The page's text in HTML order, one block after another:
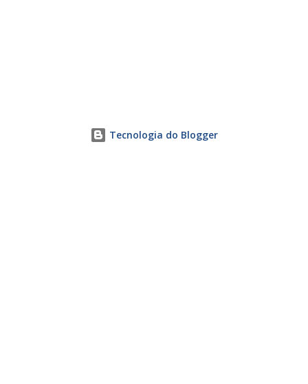
Tecnologia do Blogger